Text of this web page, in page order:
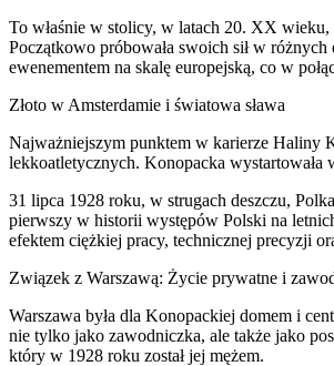
To właśnie w stolicy, w latach 20. XX wieku,
Początkowo próbowała swoich sił w
ewenementem na skalę europejską, co w
Złoto w Amsterdamie i światowa sława
Najważniejszym punktem w karierze Haliny
lekkoatletycznych. Konopacka wystartowała
31 lipca 1928 roku, w strugach deszczu,
pierwszy w historii występów Polski na
efektem ciężkiej pracy, technicznej precyzji
Związek z Warszawą: Życie prywatne i
Warszawa była dla Konopackiej domem i
nie tylko jako zawodniczka, ale także jako
który w 1928 roku został jej mężem.